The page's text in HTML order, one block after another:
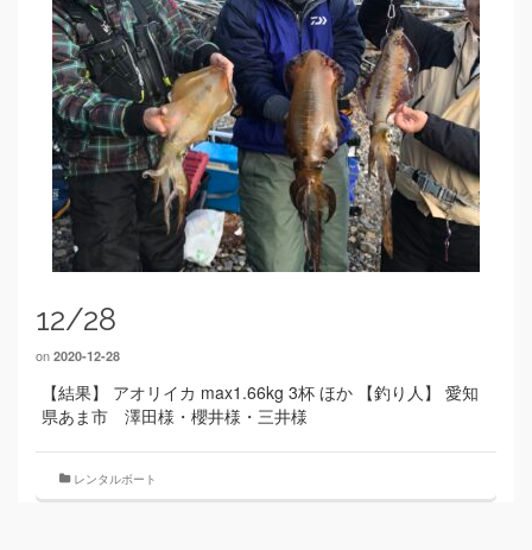
12/28
on 2020-12-28
【結果】 アオリイカ max1.66kg 3杯 ほか 【釣り人】 愛知
県あま市 澤田様・櫻井様・三井様
レンタルボート